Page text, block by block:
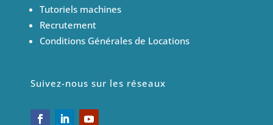
Tutoriels machines
Recrutement
Conditions Générales de Locations
Suivez-nous sur les réseaux